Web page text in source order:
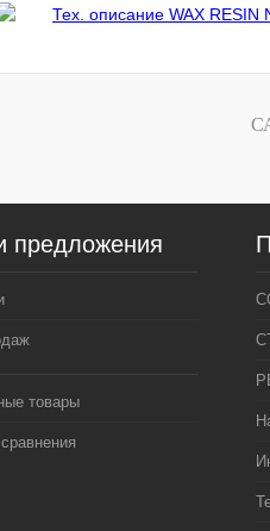
Тех. описание WAX RESIN
предложения
товары